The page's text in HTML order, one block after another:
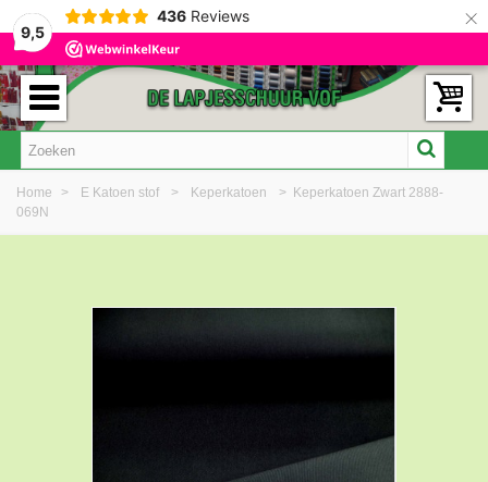
9,5
436 Reviews ×
Home > E Katoen stof > Keperkatoen > Keperkatoen Zwart 2888-
069N